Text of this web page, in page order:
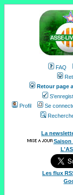
FAQ
Retour page
Profil
Se
La
Saison
Les flux